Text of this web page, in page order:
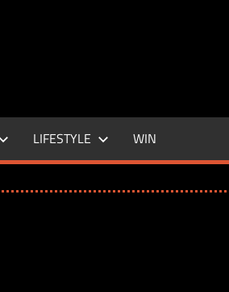
LIFESTYLE WIN